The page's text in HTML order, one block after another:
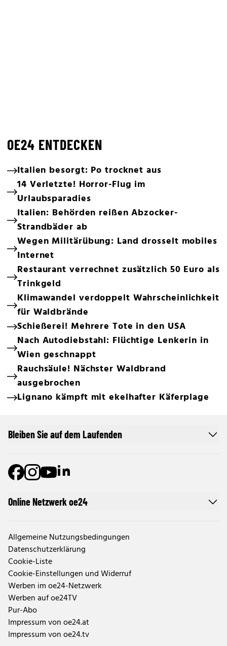
OE24 ENTDECKEN
Italien besorgt: Po trocknet aus
14 Verletzte! Horror-Flug im
Urlaubsparadies
Italien: Behörden reißen Abzocker-
Strandbäder ab
Wegen Militärübung: Land drosselt mobiles
Internet
Restaurant verrechnet zusätzlich 50 Euro als
Trinkgeld
Klimawandel verdoppelt Wahrscheinlichkeit
für Waldbrände
Schießerei! Mehrere Tote in den USA
Nach Autodiebstahl: Flüchtige Lenkerin in
Wien geschnappt
Rauchsäule! Nächster Waldbrand
ausgebrochen
Lignano kämpft mit ekelhafter Käferplage
Online Netzwerk oe24
Allgemeine Nutzungsbedingungen
Datenschutzerklärung
Cookie-Liste
Cookie-Einstellungen und Widerruf
Werben im oe24-Netzwerk
Werben auf oe24TV
Pur-Abo
Impressum von oe24.at
Impressum von oe24.tv
Bleiben Sie auf dem Laufenden